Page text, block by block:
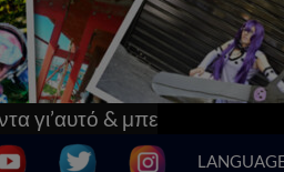
[Updated] AnimeCon: Run
TO CONTENT